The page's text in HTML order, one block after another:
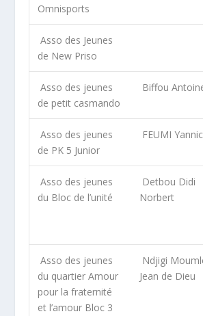
Omnisports
Asso des Jeunes
de New Priso
Asso des jeunes
de petit casmando
Biffou
Asso des jeunes
de PK 5 Junior
FEUMI
Asso des jeunes
du Bloc de l’unité
Detbou Didi
Norbert
Asso des jeunes
du quartier Amour
pour la fraternité
et l’amour Bloc 3
Ndjigi
Jean de Dieu